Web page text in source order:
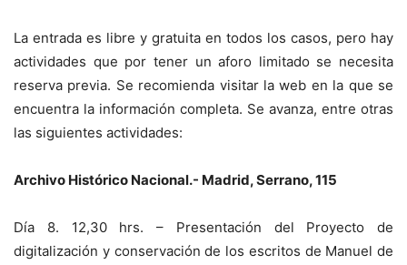
La entrada es libre y gratuita en todos los casos, pero hay
actividades que por tener un aforo limitado se necesita
reserva previa. Se recomienda visitar la web en la que se
encuentra la información completa. Se avanza, entre otras
las siguientes actividades:
Archivo Histórico Nacional.- Madrid, Serrano, 115
Día 8. 12,30 hrs. – Presentación del Proyecto de
digitalización y conservación de los escritos de Manuel de